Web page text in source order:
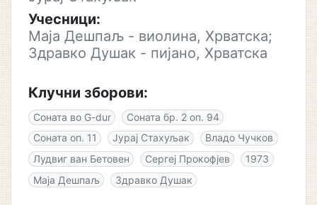
Учесници:
Маја Дешпаљ - виолина, Хрватска;
Здравко Душак - пијано, Хрватска
Клучни зборови:
Соната во G-dur
Соната бр. 2 оп. 94
Соната оп. 11
Јурај Стахуљак
Владо Чучков
Лудвиг ван Бетовен
Сергеј Прокофјев
1973
Маја Дешпаљ
Здравко Душак